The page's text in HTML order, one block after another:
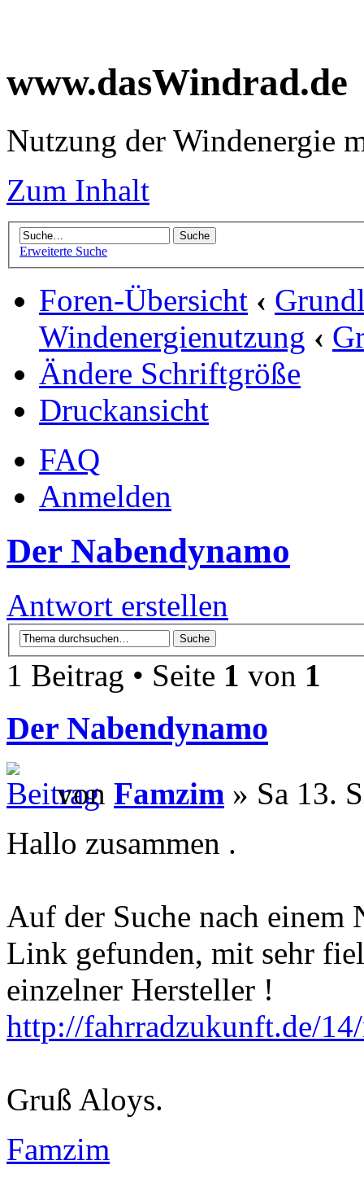
www.dasWindrad.de
Nutzung der Windenergie
Zum Inhalt
Erweiterte Suche
Foren-Übersicht ‹
Windenergienutzung ‹
Ändere Schriftgröße
Druckansicht
FAQ
Anmelden
Der Nabendynamo
Antwort erstellen
1 Beitrag • Seite 1 von 1
Der Nabendynamo
von Famzim » Sa 13.
Hallo zusammen .
Auf der Suche nach einem
Link gefunden, mit sehr
einzelner Hersteller !
http://fahrradzukunft.de/
Gruß Aloys.
Famzim